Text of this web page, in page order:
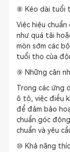
⑧ Kéo dài tuổi
Việc hiệu
như quá tải
mòn sớm các
tuổi thọ của
⑨ Những cân
Trong các ứng
ô tô, việc điều
để đảm bảo
chuẩn góc
chuẩn và yêu
⑩ Khả năng